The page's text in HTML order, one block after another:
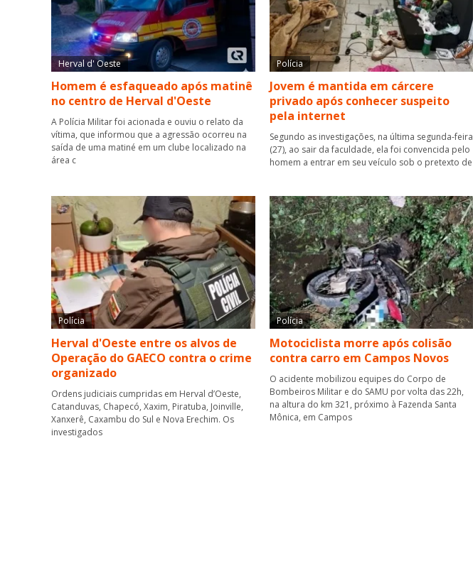
Herval d' Oeste
Homem é esfaqueado após matinê
no centro de Herval d'Oeste
A Polícia Militar foi acionada e ouviu o relato da
vítima, que informou que a agressão ocorreu na
saída de uma matiné em um clube localizado na
área c
Polícia
Jovem é mantida em cárcere
privado após conhecer suspeito
pela internet
Segundo as investigações, na última segunda-feira
(27), ao sair da faculdade, ela foi convencida pelo
homem a entrar em seu veículo sob o pretexto de
Polícia
Herval d'Oeste entre os alvos de
Operação do GAECO contra o crime
organizado
Ordens judiciais cumpridas em Herval d’Oeste,
Catanduvas, Chapecó, Xaxim, Piratuba, Joinville,
Xanxerê, Caxambu do Sul e Nova Erechim. Os
investigados
Polícia
Motociclista morre após colisão
contra carro em Campos Novos
O acidente mobilizou equipes do Corpo de
Bombeiros Militar e do SAMU por volta das 22h,
na altura do km 321, próximo à Fazenda Santa
Mônica, em Campos